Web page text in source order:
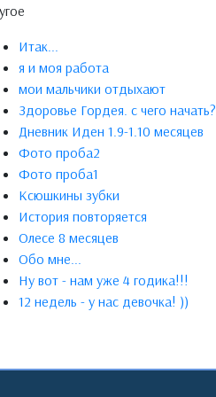
Итак...
я и моя работа
мои мальчики отдыхают
Здоровье Гордея. с чего начать?
Дневник Иден 1.9-1.10 месяцев
Фото проба2
Фото проба1
Ксюшкины зубки
История повторяется
Олесе 8 месяцев
Обо мне...
Ну вот - нам уже 4 годика!!!
12 недель - у нас девочка! ))